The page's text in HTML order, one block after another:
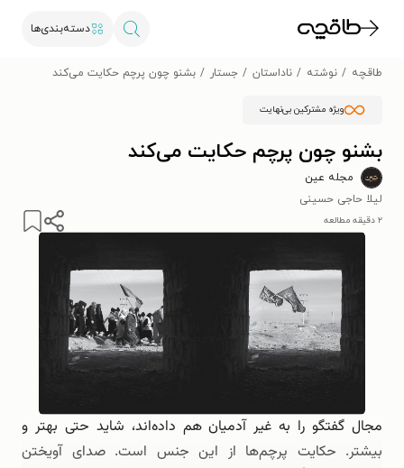
دسته‌بندی‌ها
طاقچه نوشته ناداستان جستار بشنو چون پرچم حکایت می‌کند
ویژه مشترکین بی‌نهایت
بشنو چون پرچم حکایت می‌کند
مجله عین
لیلا حاجی حسینی
۲ دقیقه مطالعه
مجال گفتگو را به غیر آدمیان هم داده‌اند، شاید حتی بهتر و
بیشتر. حکایت پرچم‌ها از این جنس است. صدای آویختن